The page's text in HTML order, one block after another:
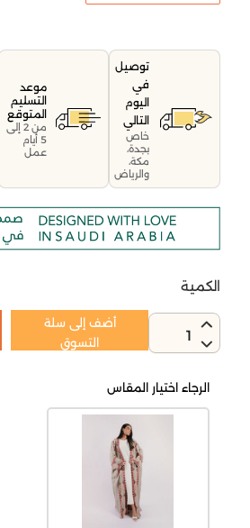
توصيل
في
اليوم
التالي
خاص
بجدة،
مكة،
والرياض
موعد
التسليم
المتوقع
من 2 إلى
5 أيام
عمل
الكمية
1
أضف إلى سلة
التسوق
الرجاء اختيار المقاس